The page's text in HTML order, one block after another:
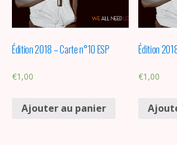
Édition 2018 – Carte n°10 ESP
€1,00
Ajouter au panier
Édition
€1,00